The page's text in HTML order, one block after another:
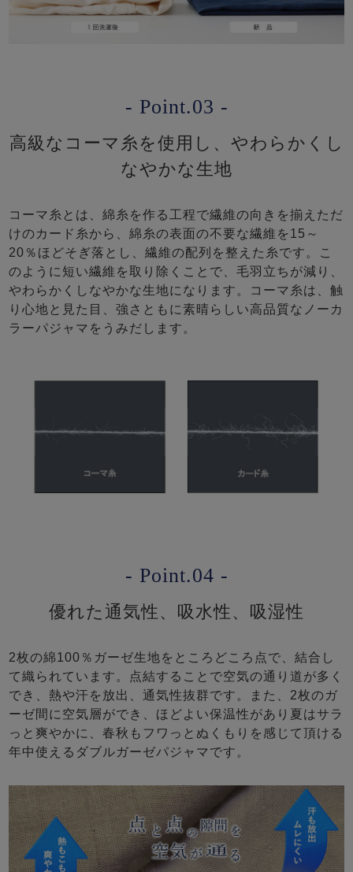
- Point.03 -
高級なコーマ糸を使用し、やわらかくし
なやかな生地
コーマ糸とは、綿糸を作る工程で繊維の向きを揃えただ
けのカード糸から、綿糸の表面の不要な繊維を15～
20％ほどそぎ落とし、繊維の配列を整えた糸です。こ
のように短い繊維を取り除くことで、毛羽立ちが減り、
やわらかくしなやかな生地になります。コーマ糸は、触
り心地と見た目、強さともに素晴らしい高品質なノーカ
ラーパジャマをうみだします。
- Point.04 -
優れた通気性、吸水性、吸湿性
2枚の綿100％ガーゼ生地をところどころ点で、結合し
て織られています。点結することで空気の通り道が多く
でき、熱や汗を放出、通気性抜群です。また、2枚のガ
ーゼ間に空気層ができ、ほどよい保温性があり夏はサラ
っと爽やかに、春秋もフワっとぬくもりを感じて頂ける
年中使えるダブルガーゼパジャマです。